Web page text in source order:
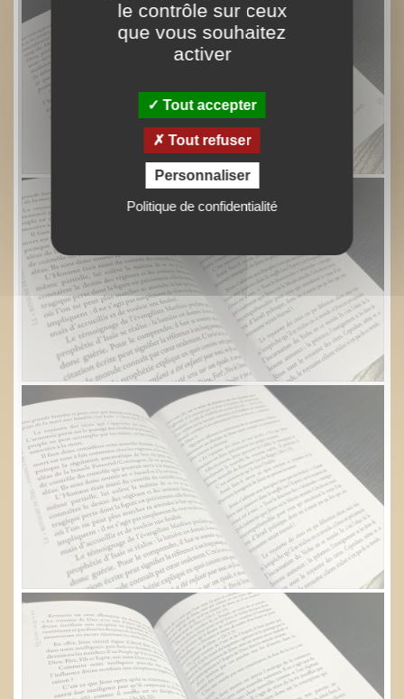
le contrôle sur ceux
que vous souhaitez
activer
Tout accepter
Tout refuser
Personnaliser
Politique de confidentialité